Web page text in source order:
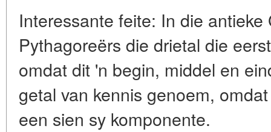
Interessante feite: In die
Pythagoreërs die drietal die
omdat dit 'n begin, middel en
getal van kennis genoem,
een sien sy komponente.